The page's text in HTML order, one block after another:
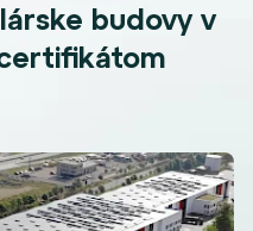
budovy v